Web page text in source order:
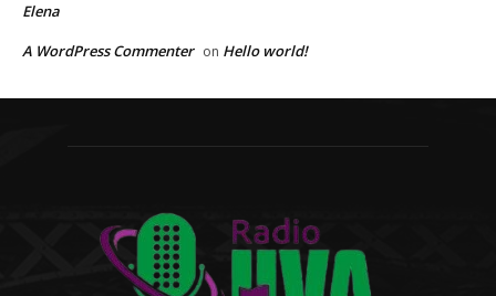
Elena
A WordPress Commenter on Hello world!